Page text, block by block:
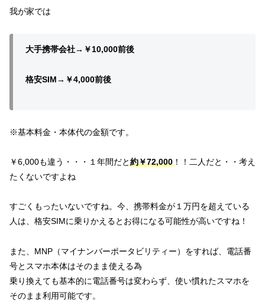
我が家では
大手携帯会社→￥10,000前後
格安SIM→￥4,000前後
※基本料金・本体代の金額です。
￥6,000も違う・・・１年間だと約￥72,000 ！！二人だと・・考え
たくないですよね
すごくもったいないですね。今、携帯料金が１万円を超えている
人は、格安SIMに乗りかえるとお得になる可能性が高いですね！
また、MNP（マイナンバーポータビリティー）をすれば、電話番
号とスマホ本体はそのまま使える為
乗り換えても基本的に電話番号は変わらず、使い慣れたスマホを
そのまま利用可能です。